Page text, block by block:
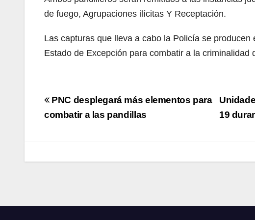
de fuego, Agrupaciones ilícitas Y Receptación.
Las capturas que lleva a cabo la Policía se
Estado de Excepción para combatir a la criminalidad
Navegación
de
19
PNC desplegará más elementos para
combatir a las pandillas